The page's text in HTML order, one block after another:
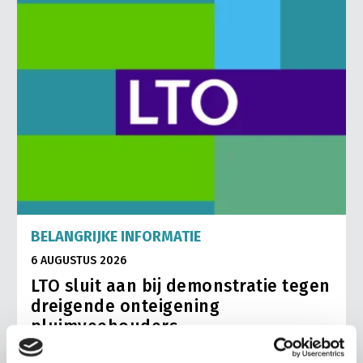
BELANGRIJKE INFORMATIE
6 AUGUSTUS 2026
LTO sluit aan bij demonstratie tegen
dreigende onteigening
pluimveehouders
ZLTO, LLTB, LTO Noord en LTO Nederland roepen hun